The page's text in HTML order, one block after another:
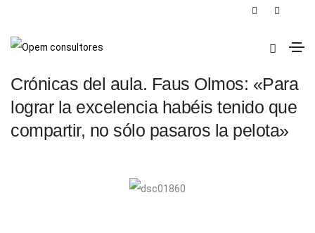
2 de diciembre de 2013
Crónicas del aula. Faus Olmos: «Para
lograr la excelencia habéis tenido que
compartir, no sólo pasaros la pelota»